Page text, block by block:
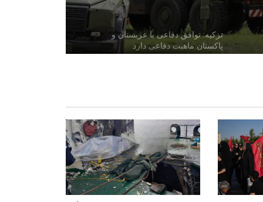
ترکیه: توافق دفاعی با عربستان و
پاکستان ماهیت دفاعی دارد
صنعا: نیروهای یمنی در کمین هستند
جده میزبان امضای توافق دفاعی
سه‌جانبه عربستان، ترکیه و پاکستان